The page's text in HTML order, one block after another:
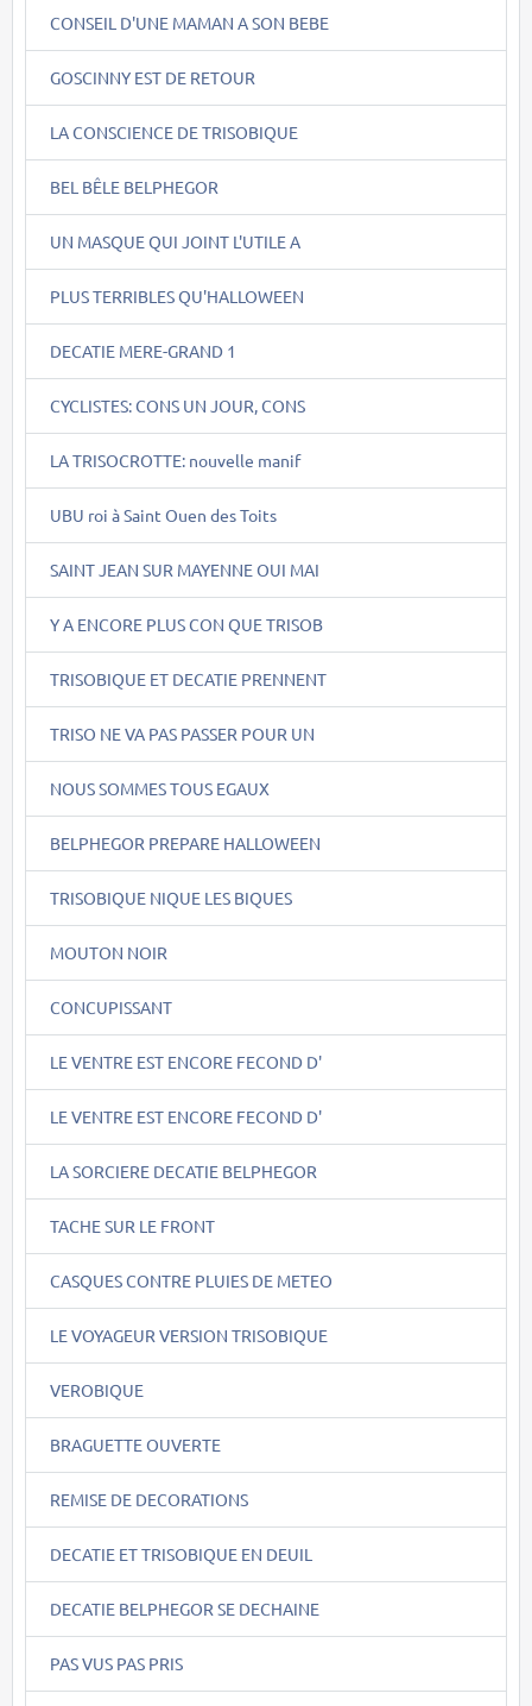
CONSEIL D'UNE MAMAN A SON BEBE
GOSCINNY EST DE RETOUR
LA CONSCIENCE DE TRISOBIQUE
BEL BÊLE BELPHEGOR
UN MASQUE QUI JOINT L'UTILE A
PLUS TERRIBLES QU'HALLOWEEN
DECATIE MERE-GRAND 1
CYCLISTES: CONS UN JOUR, CONS
LA TRISOCROTTE: nouvelle manif
UBU roi à Saint Ouen des Toits
SAINT JEAN SUR MAYENNE OUI MAI
Y A ENCORE PLUS CON QUE TRISOB
TRISOBIQUE ET DECATIE PRENNENT
TRISO NE VA PAS PASSER POUR UN
NOUS SOMMES TOUS EGAUX
BELPHEGOR PREPARE HALLOWEEN
TRISOBIQUE NIQUE LES BIQUES
MOUTON NOIR
CONCUPISSANT
LE VENTRE EST ENCORE FECOND D'
LE VENTRE EST ENCORE FECOND D'
LA SORCIERE DECATIE BELPHEGOR
TACHE SUR LE FRONT
CASQUES CONTRE PLUIES DE METEO
LE VOYAGEUR VERSION TRISOBIQUE
VEROBIQUE
BRAGUETTE OUVERTE
REMISE DE DECORATIONS
DECATIE ET TRISOBIQUE EN DEUIL
DECATIE BELPHEGOR SE DECHAINE
PAS VUS PAS PRIS